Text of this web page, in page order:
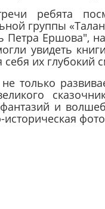
ребята
группы
Петра Ершова",
увидеть
себя их глубокий
только
и